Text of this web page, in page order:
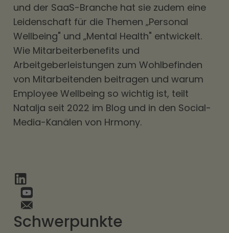
und der SaaS-Branche hat sie zudem eine
Leidenschaft für die Themen „Personal
Wellbeing" und „Mental Health" entwickelt.
Wie Mitarbeiterbenefits und
Arbeitgeberleistungen zum Wohlbefinden
von Mitarbeitenden beitragen und warum
Employee Wellbeing so wichtig ist, teilt
Natalja seit 2022 im Blog und in den Social-
Media-Kanälen von Hrmony.
Schwerpunkte